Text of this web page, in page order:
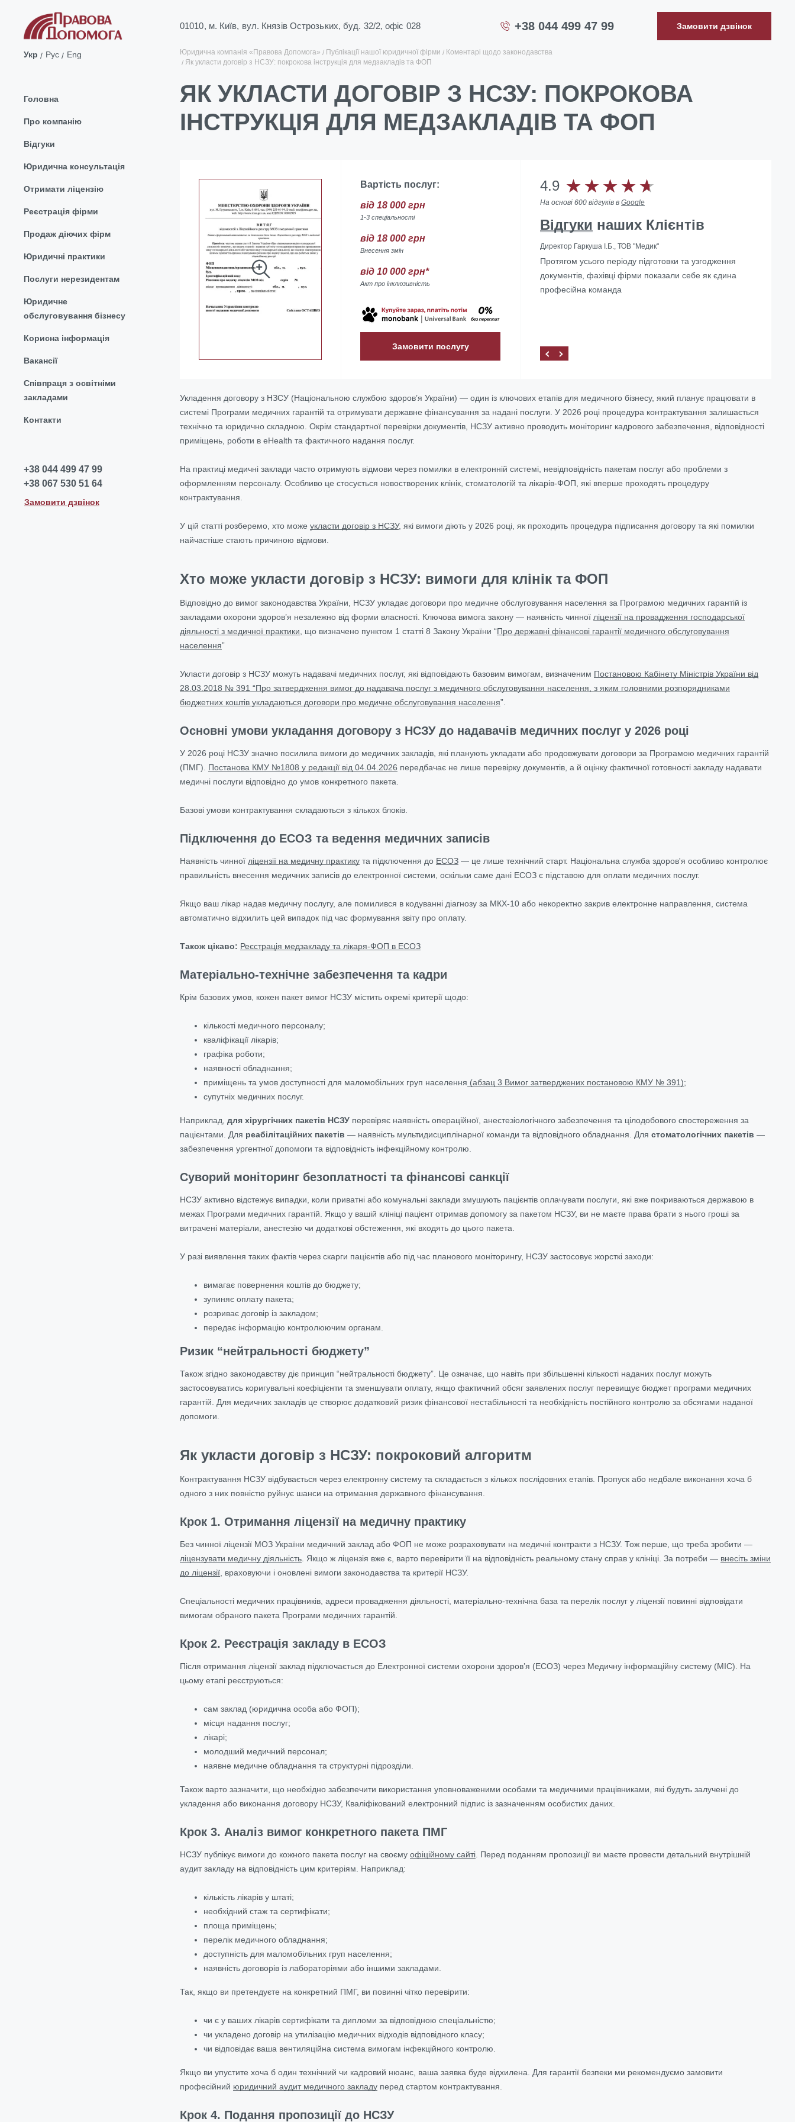
01010, м. Київ, вул. Князів Острозьких, буд. 32/2, офіс 028 +38 044 499 47 99 Замовити дзвінок
Укр Рус Eng
Головна
Про компанію
Відгуки
Юридична консультація
Отримати ліцензію
Реєстрація фірми
Продаж діючих фірм
Юридичні практики
Послуги нерезидентам
Юридичне
обслуговування бізнесу
Корисна інформація
Вакансії
Співпраця з освітніми
закладами
Контакти
+38 044 499 47 99
+38 067 530 51 64
Замовити дзвінок
Юридична компанія «Правова Допомога» Публікації нашої юридичної фірми
Коментарі щодо законодавства
Як укласти договір з НСЗУ: покрокова інструкція для медзакладів та ФОП
ЯК УКЛАСТИ ДОГОВІР З НСЗУ: ПОКРОКОВА
ІНСТРУКЦІЯ ДЛЯ МЕДЗАКЛАДІВ ТА ФОП
Вартість послуг:
від 18 000 грн
1-3 спеціальності
від 18 000 грн
Внесення змін
від 10 000 грн*
Акт про інклюзивність
Замовити послугу
4.9
На основі 600 відгуків в Google
Відгуки наших Клієнтів
Директор Гаркуша І.Б., ТОВ "Медик"
Протягом усього періоду підготовки та узгодження
документів, фахівці фірми показали себе як єдина
професійна команда
… Скориставшись послугами Юридичної компанії
«Правова допомога» ми не тільки змогли вирішити
наші завдання, а й знайшли для себе компетентного
Укладення договору з НЗСУ (Національною службою здоров’я України) — один із ключових етапів для медичного бізнесу, який планує працювати в
системі Програми медичних гарантій та отримувати державне фінансування за надані послуги. У 2026 році процедура контрактування залишається
технічно та юридично складною. Окрім стандартної перевірки документів, НСЗУ активно проводить моніторинг кадрового забезпечення, відповідності
приміщень, роботи в eHealth та фактичного надання послуг.
На практиці медичні заклади часто отримують відмови через помилки в електронній системі, невідповідність пакетам послуг або проблеми з
оформленням персоналу. Особливо це стосується новостворених клінік, стоматологій та лікарів-ФОП, які вперше проходять процедуру
контрактування.
У цій статті розберемо, хто може укласти договір з НСЗУ, які вимоги діють у 2026 році, як проходить процедура підписання договору та які помилки
найчастіше стають причиною відмови.
Хто може укласти договір з НСЗУ: вимоги для клінік та ФОП
Відповідно до вимог законодавства України, НСЗУ укладає договори про медичне обслуговування населення за Програмою медичних гарантій із
закладами охорони здоров’я незалежно від форми власності. Ключова вимога закону — наявність чинної ліцензії на провадження господарської
діяльності з медичної практики , що визначено пунктом 1 статті 8 Закону України “Про державні фінансові гарантії медичного обслуговування
населення”
Укласти договір з НСЗУ можуть надавачі медичних послуг, які відповідають базовим вимогам, визначеним Постановою Кабінету Міністрів України від
28.03.2018 № 391 “Про затвердження вимог до надавача послуг з медичного обслуговування населення, з яким головними розпорядниками
бюджетних коштів укладаються договори про медичне обслуговування населення”.
Основні умови укладання договору з НСЗУ до надавачів медичних послуг у 2026 році
У 2026 році НСЗУ значно посилила вимоги до медичних закладів, які планують укладати або продовжувати договори за Програмою медичних гарантій
(ПМГ). Постанова КМУ №1808 у редакції від 04.04.2026 передбачає не лише перевірку документів, а й оцінку фактичної готовності закладу надавати
медичні послуги відповідно до умов конкретного пакета.
Базові умови контрактування складаються з кількох блоків.
Підключення до ЕСОЗ та ведення медичних записів
Наявність чинної ліцензії на медичну практику та підключення до ЕСОЗ — це лише технічний старт. Національна служба здоров'я особливо контролює
правильність внесення медичних записів до електронної системи, оскільки саме дані ЕСОЗ є підставою для оплати медичних послуг.
Якщо ваш лікар надав медичну послугу, але помилився в кодуванні діагнозу за МКХ-10 або некоректно закрив електронне направлення, система
автоматично відхилить цей випадок під час формування звіту про оплату.
Також цікаво: Реєстрація медзакладу та лікаря-ФОП в ЕСОЗ
Матеріально-технічне забезпечення та кадри
Крім базових умов, кожен пакет вимог НСЗУ містить окремі критерії щодо:
кількості медичного персоналу;
кваліфікації лікарів;
графіка роботи;
наявності обладнання;
приміщень та умов доступності для маломобільних груп населення (абзац 3 Вимог затверджених постановою КМУ № 391);
супутніх медичних послуг.
Наприклад, для хірургічних пакетів НСЗУ перевіряє наявність операційної, анестезіологічного забезпечення та цілодобового спостереження за
пацієнтами. Для реабілітаційних пакетів — наявність мультидисциплінарної команди та відповідного обладнання. Для стоматологічних пакетів —
забезпечення ургентної допомоги та відповідність інфекційному контролю.
Суворий моніторинг безоплатності та фінансові санкції
НСЗУ активно відстежує випадки, коли приватні або комунальні заклади змушують пацієнтів оплачувати послуги, які вже покриваються державою в
межах Програми медичних гарантій. Якщо у вашій клініці пацієнт отримав допомогу за пакетом НСЗУ, ви не маєте права брати з нього гроші за
витрачені матеріали, анестезію чи додаткові обстеження, які входять до цього пакета.
У разі виявлення таких фактів через скарги пацієнтів або під час планового моніторингу, НСЗУ застосовує жорсткі заходи:
вимагає повернення коштів до бюджету;
зупиняє оплату пакета;
розриває договір із закладом;
передає інформацію контролюючим органам.
Ризик “нейтральності бюджету”
Також згідно законодавству діє принцип “нейтральності бюджету”. Це означає, що навіть при збільшенні кількості наданих послуг можуть
застосовуватись коригувальні коефіцієнти та зменшувати оплату, якщо фактичний обсяг заявлених послуг перевищує бюджет програми медичних
гарантій. Для медичних закладів це створює додатковий ризик фінансової нестабільності та необхідність постійного контролю за обсягами наданої
допомоги.
Як укласти договір з НСЗУ: покроковий алгоритм
Контрактування НСЗУ відбувається через електронну систему та складається з кількох послідовних етапів. Пропуск або недбале виконання хоча б
одного з них повністю руйнує шанси на отримання державного фінансування.
Крок 1. Отримання ліцензії на медичну практику
Без чинної ліцензії МОЗ України медичний заклад або ФОП не може розраховувати на медичні контракти з НСЗУ. Тож перше, що треба зробити —
ліцензувати медичну діяльність . Якщо ж ліцензія вже є, варто перевірити її на відповідність реальному стану справ у клініці. За потреби — внесіть зміни
до ліцензії , враховуючи і оновлені вимоги законодавства та критерії НСЗУ.
Спеціальності медичних працівників, адреси провадження діяльності, матеріально-технічна база та перелік послуг у ліцензії повинні відповідати
вимогам обраного пакета Програми медичних гарантій.
Крок 2. Реєстрація закладу в ЕСОЗ
Після отримання ліцензії заклад підключається до Електронної системи охорони здоров’я (ЕСОЗ) через Медичну інформаційну систему (МІС). На
цьому етапі реєструються:
сам заклад (юридична особа або ФОП);
місця надання послуг;
лікарі;
молодший медичний персонал;
наявне медичне обладнання та структурні підрозділи.
Також варто зазначити, що необхідно забезпечити використання уповноваженими особами та медичними працівниками, які будуть залучені до
укладення або виконання договору НСЗУ, Кваліфікований електронний підпис із зазначенням особистих даних.
Крок 3. Аналіз вимог конкретного пакета ПМГ
НСЗУ публікує вимоги до кожного пакета послуг на своєму офіційному сайті . Перед поданням пропозиції ви маєте провести детальний внутрішній
аудит закладу на відповідність цим критеріям. Наприклад:
кількість лікарів у штаті;
необхідний стаж та сертифікати;
площа приміщень;
перелік медичного обладнання;
доступність для маломобільних груп населення;
наявність договорів із лабораторіями або іншими закладами.
Так, якщо ви претендуєте на конкретний ПМГ, ви повинні чітко перевірити:
чи є у ваших лікарів сертифікати та дипломи за відповідною спеціальністю;
чи укладено договір на утилізацію медичних відходів відповідного класу;
чи відповідає ваша вентиляційна система вимогам інфекційного контролю.
Якщо ви упустите хоча б один технічний чи кадровий нюанс, ваша заявка буде відхилена. Для гарантії безпеки ми рекомендуємо замовити
професійний юридичний аудит медичного закладу перед стартом контрактування.
Крок 4. Подання пропозиції до НСЗУ